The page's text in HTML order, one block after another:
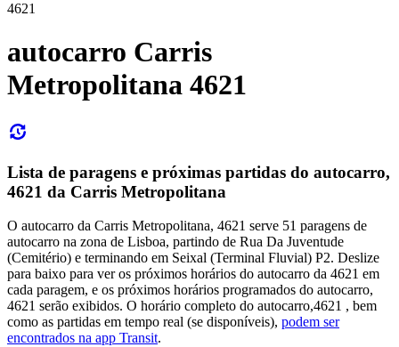
4621
autocarro Carris
Metropolitana 4621
Lista de paragens e próximas partidas do autocarro,
4621 da Carris Metropolitana
O autocarro da Carris Metropolitana, 4621 serve 51 paragens de
autocarro na zona de Lisboa, partindo de Rua Da Juventude
(Cemitério) e terminando em Seixal (Terminal Fluvial) P2. Deslize
para baixo para ver os próximos horários do autocarro da 4621 em
cada paragem, e os próximos horários programados do autocarro,
4621 serão exibidos. O horário completo do autocarro,4621 , bem
como as partidas em tempo real (se disponíveis), podem ser
encontrados na app Transit.